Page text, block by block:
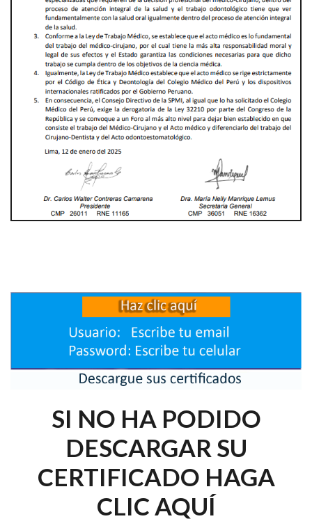
SI NO HA PODIDO
DESCARGAR SU
CERTIFICADO HAGA
CLIC AQUÍ